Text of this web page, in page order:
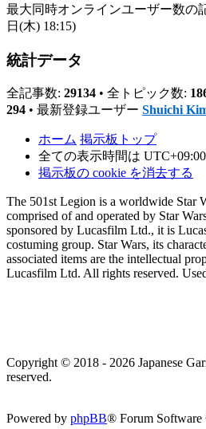
最大同時オンラインユーザー数の
日(木) 18:15)
統計データ
全記事数: 29134 • 全トピック数:
294 • 最新登録ユーザー Shuichi
ホーム 掲示板トップ
全ての表示時間は UTC+09:00
掲示板の cookie を消去する
The 501st Legion is a worldwide Star
comprised of and operated by Star
sponsored by Lucasfilm Ltd., it is
costuming group. Star Wars, its
associated items are the intellectual
Lucasfilm Ltd. All rights reserved.
Copyright © 2018 - 2026 Japanese
reserved.
Powered by phpBB® Forum